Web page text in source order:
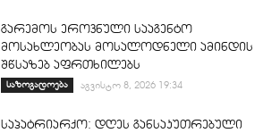
გარემოს ეროვნული სააგენტო
მოსახლეობას მოსალოდნელი ამინდის
შწსაზებ აფრთხილებს
საზოგადოება აგვისტო 8, 2026 19:34
საპატრიარქო: დღეს განსაკუთრებული